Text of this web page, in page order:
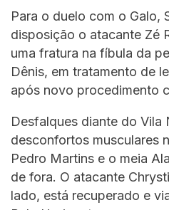
Para o duelo com o Galo,
disposição o atacante Zé
uma fratura na fíbula da
Dênis, em tratamento de
após novo procedimento
Desfalques diante do Vila
desconfortos musculares
Pedro Martins e o meia
de fora. O atacante
lado, está recuperado e